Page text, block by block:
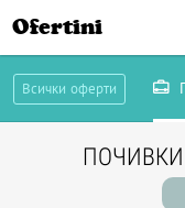
Ofertini
Всички оферти